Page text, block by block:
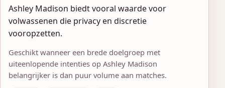
Ashley Madison biedt vooral waarde voor
volwassenen die privacy en discretie
vooropzetten.
Geschikt wanneer een brede doelgroep met
uiteenlopende intenties op Ashley Madison
belangrijker is dan puur volume aan matches.